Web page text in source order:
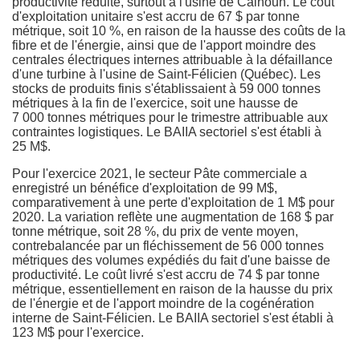
d'exploitation unitaire s'est accru de 67 $ par tonne
métrique, soit 10 %, en raison de la hausse des coûts de la
fibre et de l'énergie, ainsi que de l'apport moindre des
centrales électriques internes attribuable à la défaillance
d'une turbine à l'usine de Saint‑Félicien (Québec). Les
stocks de produits finis s'établissaient à 59 000 tonnes
métriques à la fin de l'exercice, soit une hausse de
7 000 tonnes métriques pour le trimestre attribuable aux
contraintes logistiques. Le BAIIA sectoriel s'est établi à
25 M$.
Pour l'exercice 2021, le secteur Pâte commerciale a
enregistré un bénéfice d'exploitation de 99 M$,
comparativement à une perte d'exploitation de 1 M$ pour
2020. La variation reflète une augmentation de 168 $ par
tonne métrique, soit 28 %, du prix de vente moyen,
contrebalancée par un fléchissement de 56 000 tonnes
métriques des volumes expédiés du fait d'une baisse de
productivité. Le coût livré s'est accru de 74 $ par tonne
métrique, essentiellement en raison de la hausse du prix
de l'énergie et de l'apport moindre de la cogénération
interne de Saint‑Félicien. Le BAIIA sectoriel s'est établi à
123 M$ pour l'exercice.